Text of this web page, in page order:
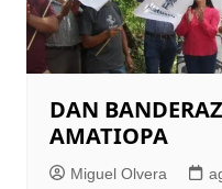
DAN
AMATIOPA
Miguel Olvera